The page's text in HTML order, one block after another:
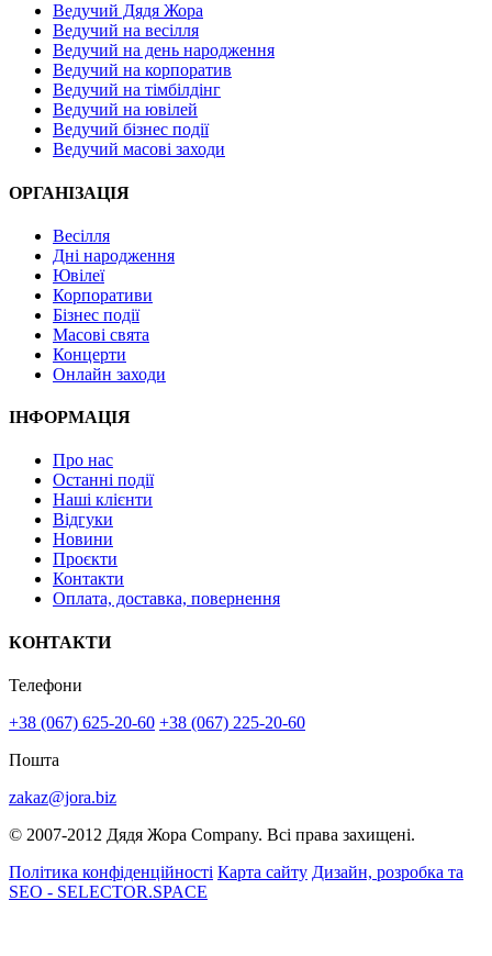
Ведучий Дядя Жора
Ведучий на весілля
Ведучий на день народження
Ведучий на корпоратив
Ведучий на тімбілдінг
Ведучий на ювілей
Ведучий бізнес події
Ведучий масові заходи
ОРГАНІЗАЦІЯ
Весілля
Дні народження
Ювілеї
Корпоративи
Бізнес події
Масові свята
Концерти
Онлайн заходи
ІНФОРМАЦІЯ
Про нас
Останні події
Наші клієнти
Відгуки
Новини
Проєкти
Контакти
Оплата, доставка, повернення
КОНТАКТИ
Телефони
+38 (067) 625-20-60 +38 (067) 225-20-60
Пошта
zakaz@jora.biz
© 2007-2012 Дядя Жора Company. Всі права захищені.
Політика конфіденційності Карта сайту Дизайн, розробка та
SEO - SELECTOR.SPACE